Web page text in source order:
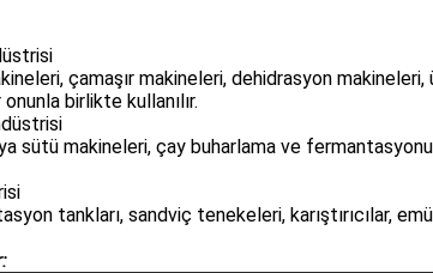
çamaşır makineleri, dehidrasyon
birlikte kullanılır.
sütü makineleri, çay buharlama ve
tankları, sandviç tenekeleri, karıştırıcılar,